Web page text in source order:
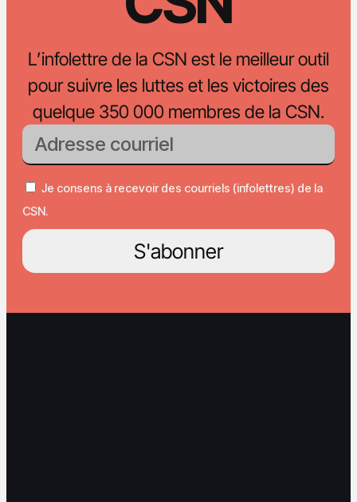
L’infolettre de la CSN est le meilleur outil
pour suivre les luttes et les victoires des
quelque 350 000 membres de la CSN.
Je consens à recevoir des courriels (infolettres) de la
CSN.
S'abonner